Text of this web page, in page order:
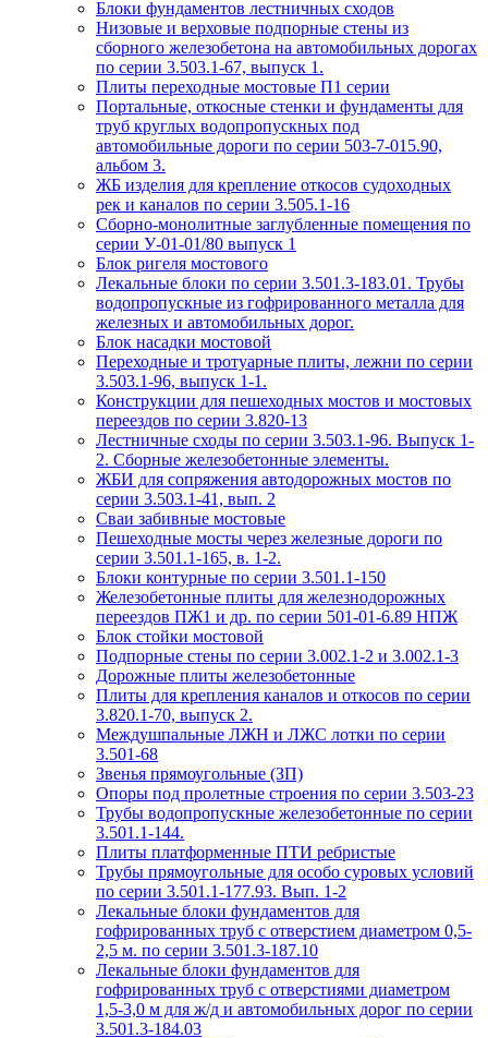
Блоки фундаментов лестничных сходов
Низовые и верховые подпорные стены из
сборного железобетона на автомобильных дорогах
по серии 3.503.1-67, выпуск 1.
Плиты переходные мостовые П1 серии
Портальные, откосные стенки и фундаменты для
труб круглых водопропускных под
автомобильные дороги по серии 503-7-015.90,
альбом 3.
ЖБ изделия для крепление откосов судоходных
рек и каналов по серии 3.505.1-16
Сборно-монолитные заглубленные помещения по
серии У-01-01/80 выпуск 1
Блок ригеля мостового
Лекальные блоки по серии 3.501.3-183.01. Трубы
водопропускные из гофрированного металла для
железных и автомобильных дорог.
Блок насадки мостовой
Переходные и тротуарные плиты, лежни по серии
3.503.1-96, выпуск 1-1.
Конструкции для пешеходных мостов и мостовых
переездов по серии 3.820-13
Лестничные сходы по серии 3.503.1-96. Выпуск 1-
2. Сборные железобетонные элементы.
ЖБИ для сопряжения автодорожных мостов по
серии 3.503.1-41, вып. 2
Сваи забивные мостовые
Пешеходные мосты через железные дороги по
серии 3.501.1-165, в. 1-2.
Блоки контурные по серии 3.501.1-150
Железобетонные плиты для железнодорожных
переездов ПЖ1 и др. по серии 501-01-6.89 НПЖ
Блок стойки мостовой
Подпорные стены по серии 3.002.1-2 и 3.002.1-3
Дорожные плиты железобетонные
Плиты для крепления каналов и откосов по серии
3.820.1-70, выпуск 2.
Междушпальные ЛЖН и ЛЖС лотки по серии
3.501-68
Звенья прямоугольные (ЗП)
Опоры под пролетные строения по серии 3.503-23
Трубы водопропускные железобетонные по серии
3.501.1-144.
Плиты платформенные ПТИ ребристые
Трубы прямоугольные для особо суровых условий
по серии 3.501.1-177.93. Вып. 1-2
Лекальные блоки фундаментов для
гофрированных труб с отверстием диаметром 0,5-
2,5 м. по серии 3.501.3-187.10
Лекальные блоки фундаментов для
гофрированных труб с отверстиями диаметром
1,5-3,0 м для ж/д и автомобильных дорог по серии
3.501.3-184.03